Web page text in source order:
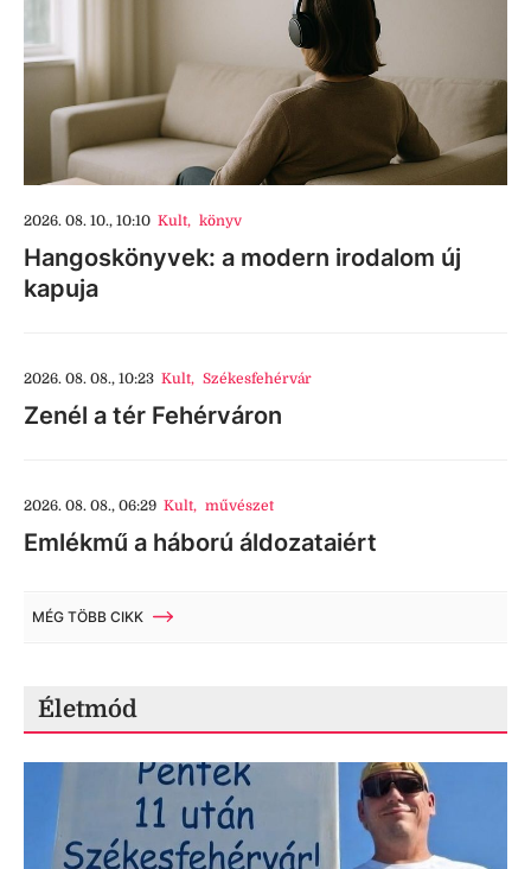
2026. 08. 10., 10:10 Kult, könyv
Hangoskönyvek: a modern irodalom új
kapuja
2026. 08. 08., 10:23 Kult, Székesfehérvár
Zenél a tér Fehérváron
2026. 08. 08., 06:29 Kult, művészet
Emlékmű a háború áldozataiért
MÉG TÖBB CIKK
Életmód